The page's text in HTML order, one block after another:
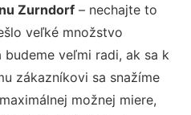
Zurndorf – nechajte to
veľké množstvo
veľmi radi, ak sa k
zákazníkovi sa snažíme
možnej miere,